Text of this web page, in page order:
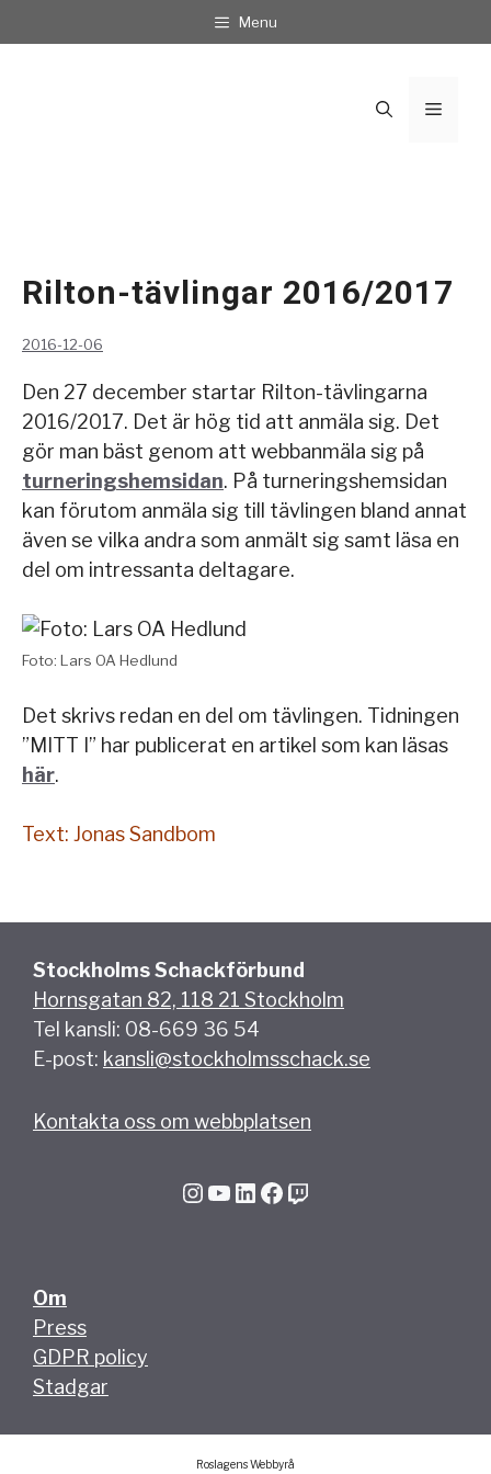
till
Menu
Meny
Rilton-tävlingar 2016/2017
2016-12-06
Den 27 december startar Rilton-tävlingarna
2016/2017. Det är hög tid att anmäla sig. Det
gör man bäst genom att webbanmäla sig på
turneringshemsidan. På turneringshemsidan
kan förutom anmäla sig till tävlingen bland annat
även se vilka andra som anmält sig samt läsa en
del om intressanta deltagare.
Foto: Lars OA Hedlund
Det skrivs redan en del om tävlingen. Tidningen
”MITT I” har publicerat en artikel som kan läsas
här.
Text: Jonas Sandbom
Stockholms Schackförbund
Hornsgatan 82, 118 21 Stockholm
Tel kansli: 08-669 36 54
E-post: kansli@stockholmsschack.se
Kontakta oss om webbplatsen
InstagramYouTube LinkedIn Facebook Twitch
Om
Press
GDPR policy
Stadgar
Roslagens Webbyrå